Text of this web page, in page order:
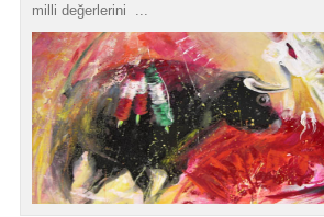
milli değerlerini ...